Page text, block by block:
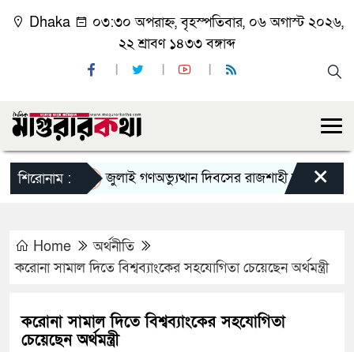
Dhaka
০৩:৩০ অপরাহ্ন, বৃহস্পতিবার, ০৬ অগাস্ট ২০২৬,
২২ শ্রাবণ ১৪৩৩ বঙ্গাব্দ
শিরোনাম : জুলাই গণঅভ্যুত্থান দিবসের রাজশাহী মহানগর ×
Home
অর্থনীতি
করোনা সামাল দিতে বিশ্বব্যাংকের সহযোগিতা চেয়েছেন অর্থমন্ত্রী
করোনা সামাল দিতে বিশ্বব্যাংকের সহযোগিতা
চেয়েছেন অর্থমন্ত্রী